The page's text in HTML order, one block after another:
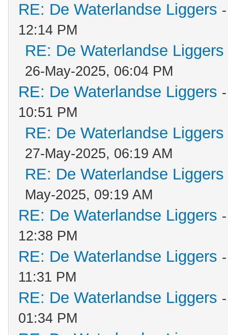
RE: De Waterlandse Liggers
12:14 PM
RE: De Waterlandse Liggers
26-May-2025, 06:04 PM
RE: De Waterlandse Liggers
10:51 PM
RE: De Waterlandse Liggers
27-May-2025, 06:19 AM
RE: De Waterlandse Liggers
May-2025, 09:19 AM
RE: De Waterlandse Liggers
12:38 PM
RE: De Waterlandse Liggers
11:31 PM
RE: De Waterlandse Liggers
01:34 PM